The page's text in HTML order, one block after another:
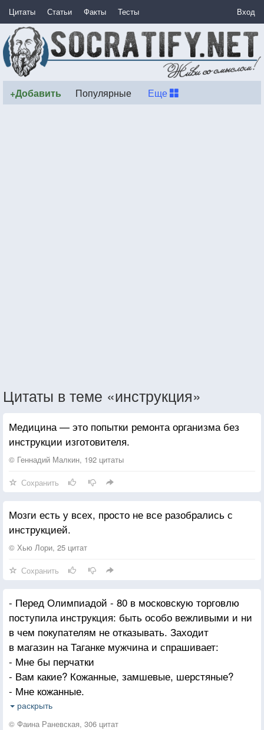
Цитаты Статьи Факты Тесты Вход
+Добавить Популярные Еще
Цитаты в теме «инструкция»
Медицина — это попытки ремонта организма без
инструкции изготовителя.
© Геннадий Малкин, 192 цитаты
Сохранить
Мозги есть у всех, просто не все разобрались с
инструкцией.
© Хью Лори, 25 цитат
Сохранить
- Перед Олимпиадой - 80 в московскую торговлю
поступила инструкция: быть особо вежливыми и ни
в чем покупателям не отказывать. Заходит
в магазин на Таганке мужчина и спрашивает:
- Мне бы перчатки
- Вам какие? Кожанные, замшевые, шерстяные?
- Мне кожанные.
- А Вам светлые или темные?
- Черные.
раскрыть
© Фаина Раневская, 306 цитат